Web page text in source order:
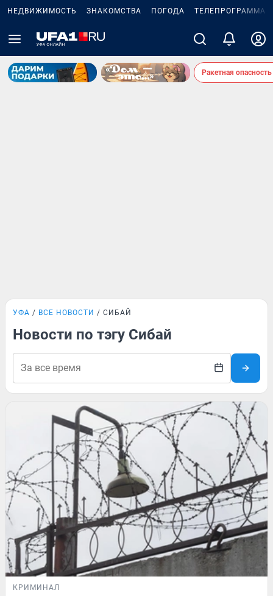
НЕДВИЖИМОСТЬ ЗНАКОМСТВА ПОГОДА ТЕЛЕПРОГРАММА
Ракетная
УФА ВСЕ НОВОСТИ СИБАЙ
Новости по тэгу Сибай
КРИМИНАЛ